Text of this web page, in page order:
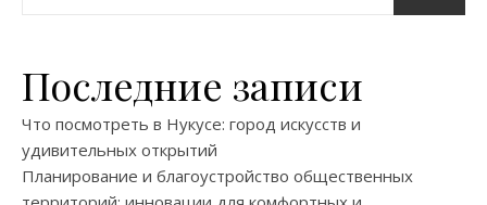
Последние записи
Что посмотреть в Нукусе: город искусств и
удивительных открытий
Планирование и благоустройство общественных